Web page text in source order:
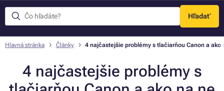
Hľadať
Menu
Hlavná stránka Články 4 najčastejšie problémy s tlačiarňou Canon a ako
4 najčastejšie problémy s